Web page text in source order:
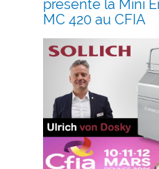
présente la Mini
MC 420 au CFIA